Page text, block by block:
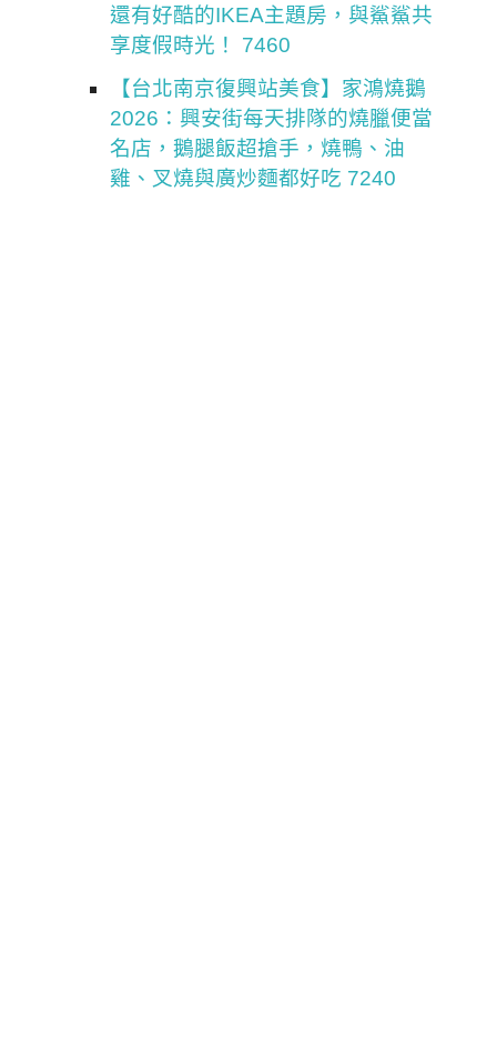
還有好酷的IKEA主題房，與鯊鯊共
享度假時光！ 7460
【台北南京復興站美食】家鴻燒鵝
2026：興安街每天排隊的燒臘便當
名店，鵝腿飯超搶手，燒鴨、油
雞、叉燒與廣炒麵都好吃 7240